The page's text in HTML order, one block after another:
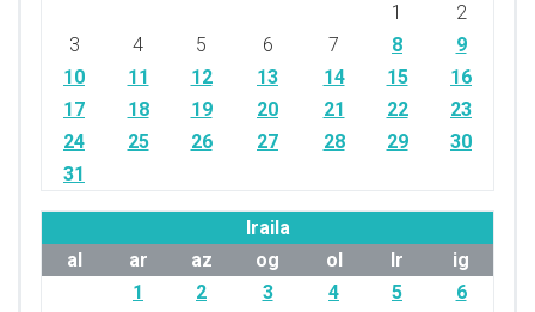
1
2
3
4 5 6 7 8
9
10
11 12 13 14 15
16
17
18 19 20 21 22
23
24
25 26 27 28 29
30
31
Iraila
al
ar az og ol lr
ig
1
2 3 4 5
6